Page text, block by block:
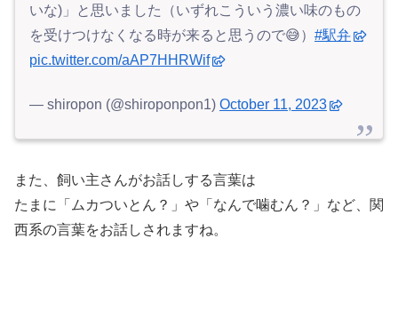
いな)」と思いました（いずれこういう濃い味のもの
を受けつけなくなる時が来ると思うので😅） #駅弁
pic.twitter.com/aAP7HHRWif
— shiropon (@shiroponpon1) October 11, 2023
また、飼い主さんがお話しする言葉は
たまに「ムカついとん？」や「なんで噛むん？」など、関
西系の言葉をお話しされますね。